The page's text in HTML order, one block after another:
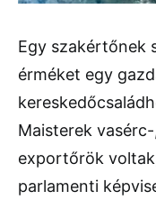
Egy szakértőnek
érméket egy
Maisterek
exportőrök
parlamenti